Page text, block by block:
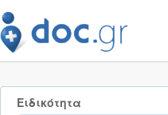
Ειδικότητα